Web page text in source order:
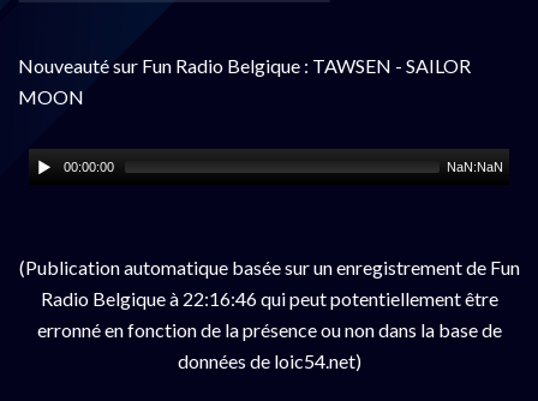
Nouveauté sur Fun Radio Belgique : TAWSEN - SAILOR
MOON
00:00:00 NaN:NaN
(Publication automatique basée sur un enregistrement de Fun
Radio Belgique à 22:16:46 qui peut potentiellement être
erronné en fonction de la présence ou non dans la base de
données de loic54.net)